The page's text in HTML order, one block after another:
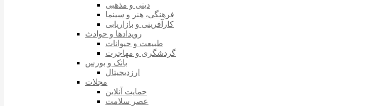
دینی و مذهبی
فرهنگی، هنر و سینما
کارآفرینی و بازاریابی
رویدادها و حوادث
طبیعت و حیوانات
گردشگری و مهاجرت
بانک و بورس
ارزدیجیتال
مجلات
حمایت آنلاین
عصر سلامت